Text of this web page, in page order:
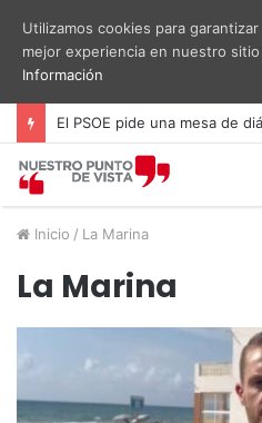
Inicio / La Marina
La Marina
Utilizamos cookies para
mejor experiencia en nuestro
Información